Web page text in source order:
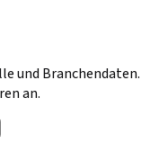
und Branchendaten.
an.